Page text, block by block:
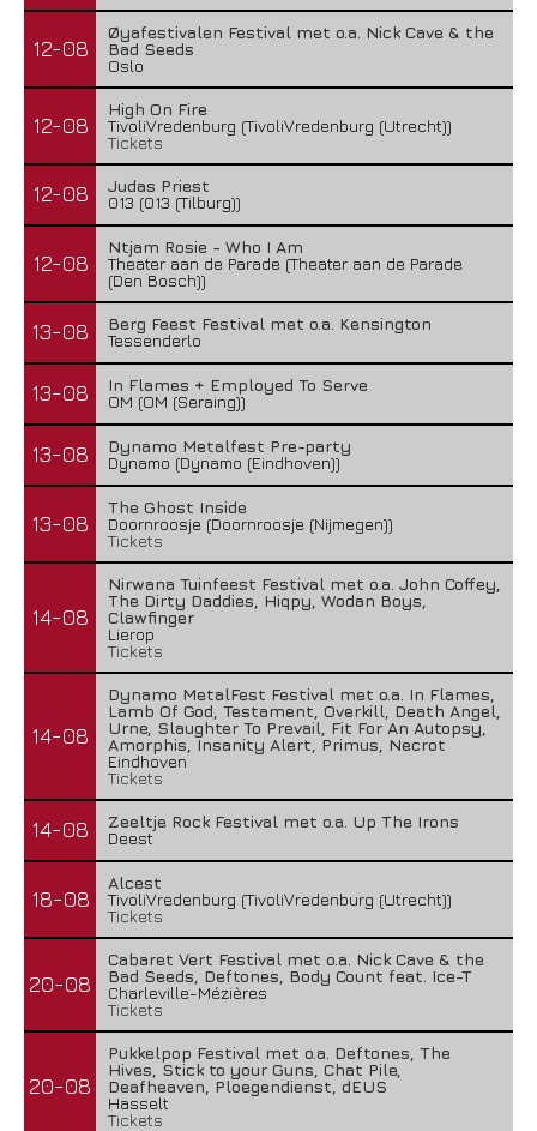
12-08
Øyafestivalen Festival met o.a. Nick Cave & the
Bad Seeds
Oslo
12-08
High On Fire
TivoliVredenburg (TivoliVredenburg (Utrecht))
Tickets
12-08
Judas Priest
013 (013 (Tilburg))
12-08
Ntjam Rosie - Who I Am
Theater aan de Parade (Theater aan de Parade
(Den Bosch))
13-08
Berg Feest Festival met o.a. Kensington
Tessenderlo
13-08
In Flames + Employed To Serve
OM (OM (Seraing))
13-08
Dynamo Metalfest Pre-party
Dynamo (Dynamo (Eindhoven))
13-08
The Ghost Inside
Doornroosje (Doornroosje (Nijmegen))
Tickets
14-08
Nirwana Tuinfeest Festival met o.a. John Coffey,
The Dirty Daddies, Hiqpy, Wodan Boys,
Clawfinger
Lierop
Tickets
14-08
Dynamo MetalFest Festival met o.a. In Flames,
Lamb Of God, Testament, Overkill, Death Angel,
Urne, Slaughter To Prevail, Fit For An Autopsy,
Amorphis, Insanity Alert, Primus, Necrot
Eindhoven
Tickets
14-08
Zeeltje Rock Festival met o.a. Up The Irons
Deest
18-08
Alcest
TivoliVredenburg (TivoliVredenburg (Utrecht))
Tickets
20-08
Cabaret Vert Festival met o.a. Nick Cave & the
Bad Seeds, Deftones, Body Count feat. Ice-T
Charleville-Mézières
Tickets
20-08
Pukkelpop Festival met o.a. Deftones, The
Hives, Stick to your Guns, Chat Pile,
Deafheaven, Ploegendienst, dEUS
Hasselt
Tickets